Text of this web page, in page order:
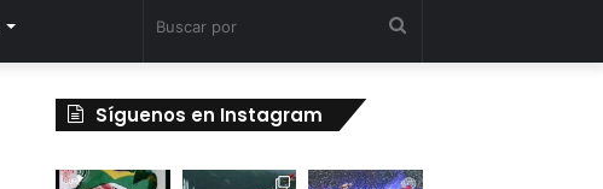
Síguenos en Instagram